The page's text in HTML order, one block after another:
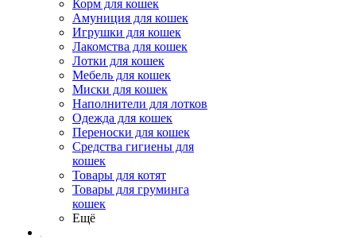
Корм для кошек
Амуниция для кошек
Игрушки для кошек
Лакомства для кошек
Лотки для кошек
Мебель для кошек
Миски для кошек
Наполнители для лотков
Одежда для кошек
Переноски для кошек
Средства гигиены для
кошек
Товары для котят
Товары для груминга
кошек
Ещё